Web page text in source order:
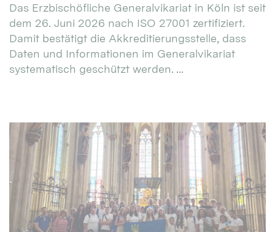
Das Erzbischöfliche Generalvikariat in Köln ist seit
dem 26. Juni 2026 nach ISO 27001 zertifiziert.
Damit bestätigt die Akkreditierungsstelle, dass
Daten und Informationen im Generalvikariat
systematisch geschützt werden. ...